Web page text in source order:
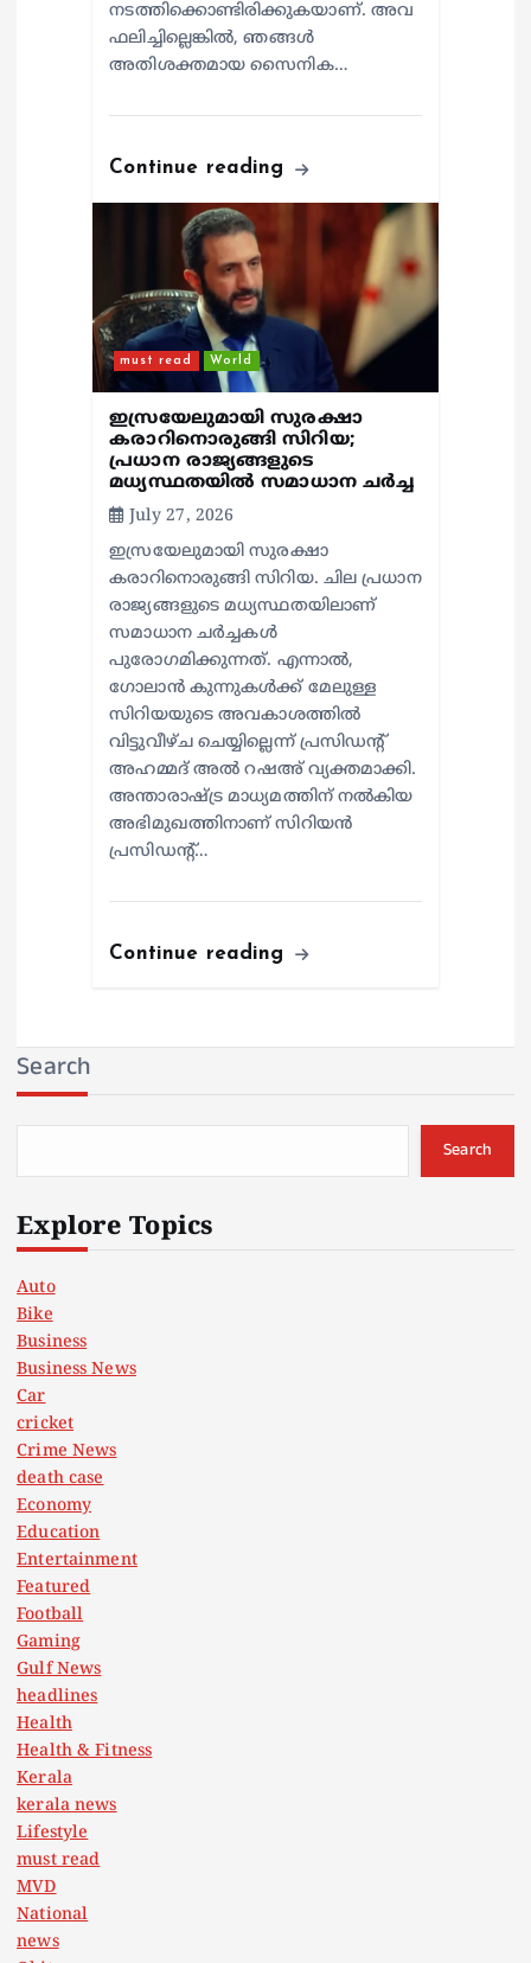
നടത്തിക്കൊണ്ടിരിക്കുകയാണ്. അവ
ഫലിച്ചില്ലെങ്കില്‍, ഞങ്ങള്‍
അതിശക്തമായ സൈനിക…
Continue reading
must read World
ഇസ്രയേലുമായി സുരക്ഷാ
കരാറിനൊരുങ്ങി സിറിയ;
പ്രധാന രാജ്യങ്ങളുടെ
മധ്യസ്ഥതയില്‍ സമാധാന ചര്‍ച്ച
July 27, 2026
ഇസ്രയേലുമായി സുരക്ഷാ
കരാറിനൊരുങ്ങി സിറിയ. ചില പ്രധാന
രാജ്യങ്ങളുടെ മധ്യസ്ഥതയിലാണ്
സമാധാന ചര്‍ച്ചകള്‍
പുരോഗമിക്കുന്നത്. എന്നാല്‍,
ഗോലാന്‍ കുന്നുകള്‍ക്ക് മേലുള്ള
സിറിയയുടെ അവകാശത്തില്‍
വിട്ടുവീഴ്ച ചെയ്യില്ലെന്ന് പ്രസിഡന്റ്
അഹമ്മദ് അല്‍ റഷഅ് വ്യക്തമാക്കി.
അന്താരാഷ്ട്ര മാധ്യമത്തിന് നല്‍കിയ
അഭിമുഖത്തിനാണ് സിറിയന്‍
പ്രസിഡന്റ്…
Continue reading
Search
Search
Explore Topics
Auto
Bike
Business
Business News
Car
cricket
Crime News
death case
Economy
Education
Entertainment
Featured
Football
Gaming
Gulf News
headlines
Health
Health & Fitness
Kerala
kerala news
Lifestyle
must read
MVD
National
news